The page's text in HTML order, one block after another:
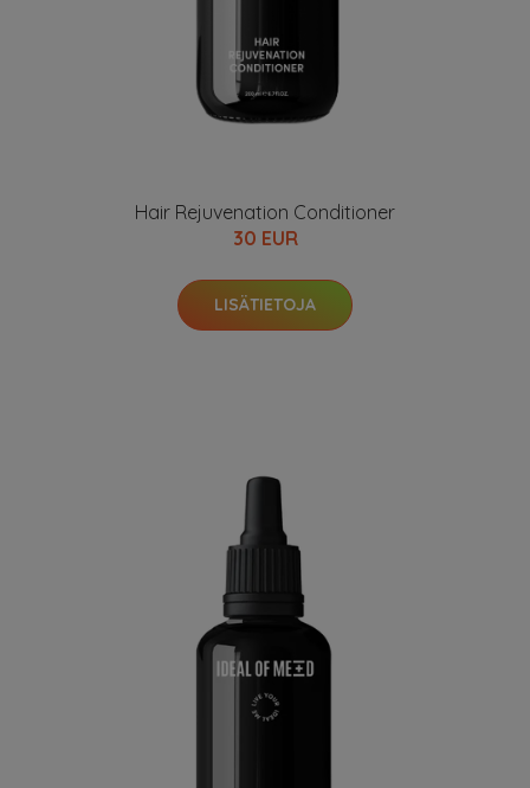
Hair Rejuvenation Conditioner
30 EUR
LISÄTIETOJA